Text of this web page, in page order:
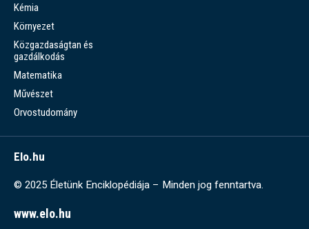
Kémia
Környezet
Közgazdaságtan és
gazdálkodás
Matematika
Művészet
Orvostudomány
Elo.hu
© 2025 Életünk Enciklopédiája – Minden jog fenntartva.
www.elo.hu